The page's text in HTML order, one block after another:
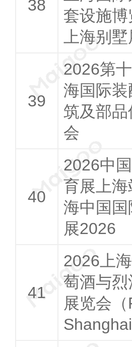
套设施博
上海别
2026第
海国际装
筑及部
会
2026中
育展上海
海中国
展2026
2026上
萄酒与烈
展览会
Shanghai